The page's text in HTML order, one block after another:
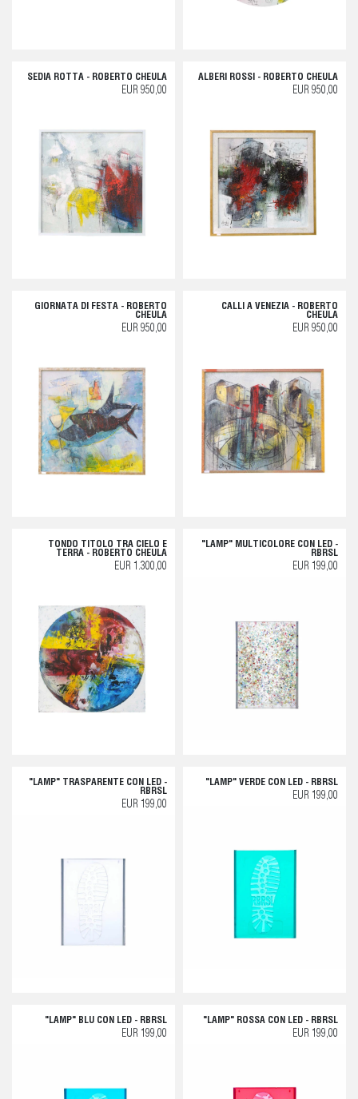
SEDIA ROTTA - ROBERTO CHEULA
EUR 950,00
ALBERI ROSSI - ROBERTO CHEULA
EUR 950,00
GIORNATA DI FESTA - ROBERTO
CHEULA
EUR 950,00
CALLI A VENEZIA - ROBERTO
CHEULA
EUR 950,00
TONDO TITOLO TRA CIELO E
TERRA - ROBERTO CHEULA
EUR 1.300,00
"LAMP" MULTICOLORE CON LED -
RBRSL
EUR 199,00
"LAMP" TRASPARENTE CON LED -
RBRSL
EUR 199,00
"LAMP" VERDE CON LED - RBRSL
EUR 199,00
"LAMP" BLU CON LED - RBRSL
EUR 199,00
"LAMP" ROSSA CON LED - RBRSL
EUR 199,00